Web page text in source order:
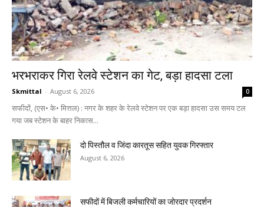
भरभराकर गिरा रेलवे स्टेशन का गेट, बड़ा हादसा टला
Skmittal - August 6, 2026 0
सफीदों, (एस• के• मित्तल) : नगर के शहर के रेलवे स्टेशन पर एक बड़ा हादसा उस समय टल
गया जब स्टेशन के बाहर निकास...
दो पिस्तौल व जिंदा कारतूस सहित युवक गिरफ्तार
August 6, 2026
सफीदों में बिजली कर्मचारियों का जोरदार प्रदर्शन